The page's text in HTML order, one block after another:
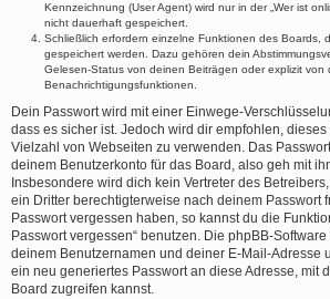
Kennzeichnung (User Agent) wird nur in der „Wer ist
nicht dauerhaft gespeichert.
Schließlich erfordern einzelne Funktionen des Boards,
gespeichert werden. Dazu gehören dein
Gelesen-Status von deinen Beiträgen oder explizit von
Benachrichtigungsfunktionen.
Dein Passwort wird mit einer Einwege-
dass es sicher ist. Jedoch wird dir empfohlen,
Vielzahl von Webseiten zu verwenden. Das
deinem Benutzerkonto für das Board, also geh mit
Insbesondere wird dich kein Vertreter des
ein Dritter berechtigterweise nach deinem Passwort
Passwort vergessen haben, so kannst du die
Passwort vergessen“ benutzen. Die phpBB-
deinem Benutzernamen und deiner E-Mail-Adresse
ein neu generiertes Passwort an diese Adresse, mit
Board zugreifen kannst.